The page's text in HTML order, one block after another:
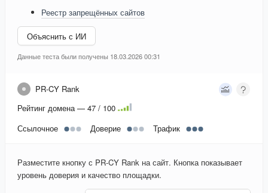
Реестр запрещённых сайтов
Объяснить с ИИ
Данные теста были получены 18.03.2026 00:31
PR-CY Rank
Рейтинг домена — 47 / 100
Ссылочное
Доверие Трафик
Разместите кнопку с PR-CY Rank на сайт. Кнопка показывает
уровень доверия и качество площадки.